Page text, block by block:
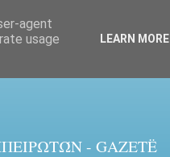
- GAZETË
agent
usage
LEARN MORE